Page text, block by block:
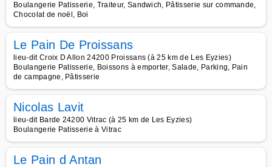
Boulangerie Patisserie, Traiteur, Sandwich, Pâtisserie sur commande,
Chocolat de noël, Boi
Le Pain De Proissans
lieu-dit Croix D Allon 24200 Proissans (à 25 km de Les Eyzies)
Boulangerie Patisserie, Boissons à emporter, Salade, Parking, Pain
de campagne, Pâtisserie
Nicolas Lavit
lieu-dit Barde 24200 Vitrac (à 25 km de Les Eyzies)
Boulangerie Patisserie à Vitrac
Le Pain d Antan